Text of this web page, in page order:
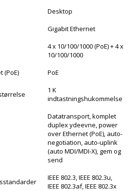
Desktop
Gigabit Ethernet
4 x 10/100/1000 (PoE) + 4 x
10/100/1000
(PoE)
PoE
1 K
indtastningshukommelse
Datatransport, komplet
duplex ydeevne, power
over Ethernet (PoE), auto-
negotiation, auto-uplink
(auto MDI/MDI-X), gem og
send
IEEE 802.3, IEEE 802.3u,
IEEE 802.3af, IEEE 802.3x